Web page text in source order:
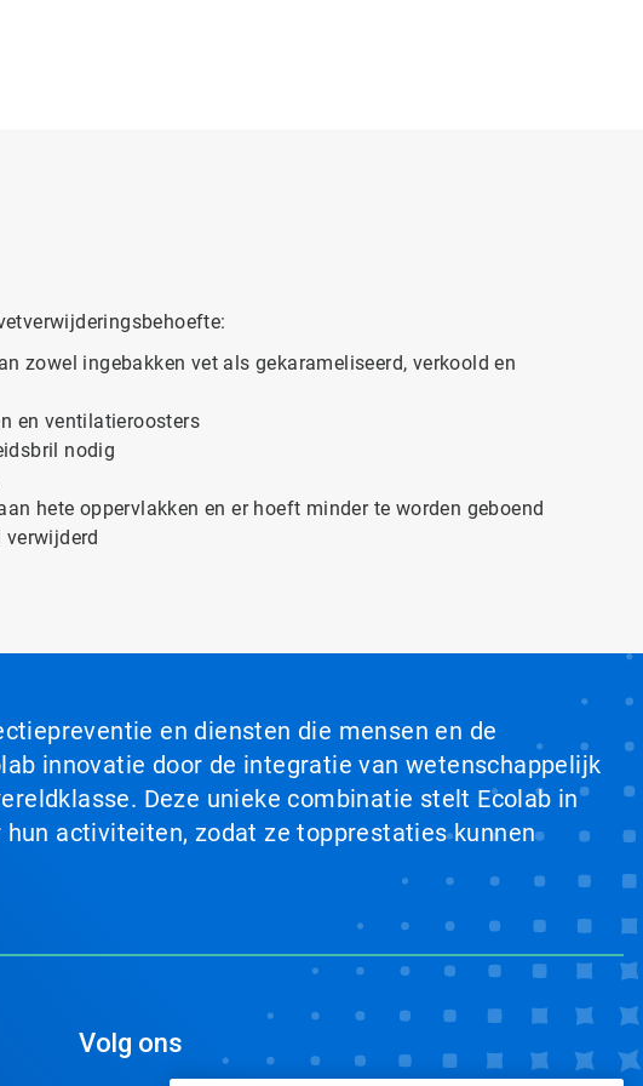
zowel ingebakken vet als gekarameliseerd, verkoold en
en ventilatieroosters
nodig
hete oppervlakken en er hoeft minder te worden geboend
en diensten die mensen en de
innovatie door de integratie van wetenschappelijk
Deze unieke combinatie stelt Ecolab in
activiteiten, zodat ze topprestaties kunnen
Volg ons